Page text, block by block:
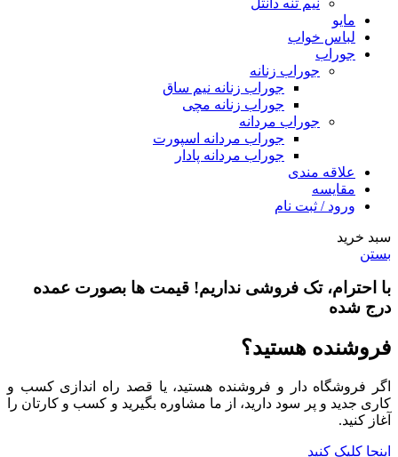
مایو
لباس خواب
جوراب
جوراب زنانه
جوراب زنانه نیم ساق
جوراب زنانه مچی
جوراب مردانه
جوراب مردانه اسپورت
جوراب مردانه پادار
علاقه مندی
مقایسه
ورود / ثبت نام
سبد خرید
بستن
با احترام، تک فروشی نداریم! قیمت ها بصورت عمده
درج شده
فروشنده هستید؟
اگر فروشگاه دار و فروشنده هستید، یا قصد راه اندازی کسب و
کاری جدید و پر سود دارید، از ما مشاوره بگیرید و کسب و کارتان را
آغاز کنید.
اینجا کلیک کنید